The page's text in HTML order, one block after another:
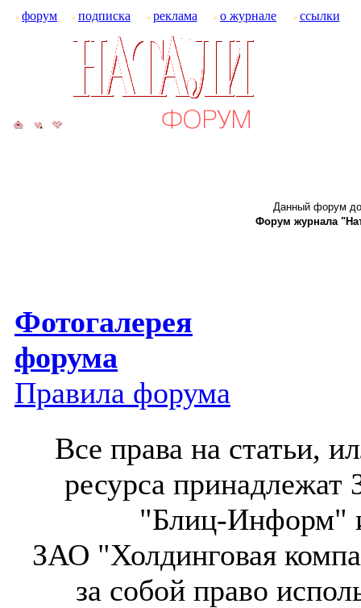
форум подписка реклама о журнале ссылки
Данный форум
Форум журнала
Фотогалерея
форума
Правила форума
Все права на статьи,
ресурса
"Блиц-Информ"
ЗАО "Холдинговая
за собой право